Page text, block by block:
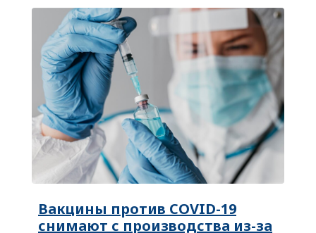
Вакцины против COVID-19
снимают с производства из-за